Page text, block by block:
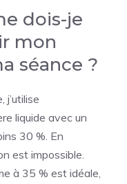
dois-je
mon
séance ?
j’utilise
liquide avec un
30 %. En
est impossible.
à 35 % est idéale,